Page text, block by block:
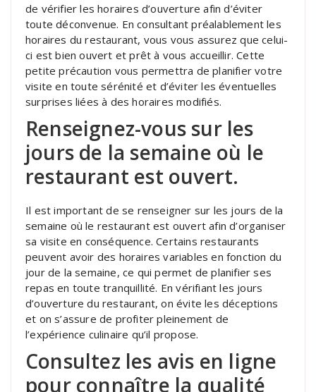
de vérifier les horaires d’ouverture afin d’éviter
toute déconvenue. En consultant préalablement les
horaires du restaurant, vous vous assurez que celui-
ci est bien ouvert et prêt à vous accueillir. Cette
petite précaution vous permettra de planifier votre
visite en toute sérénité et d’éviter les éventuelles
surprises liées à des horaires modifiés.
Renseignez-vous sur les
jours de la semaine où le
restaurant est ouvert.
Il est important de se renseigner sur les jours de la
semaine où le restaurant est ouvert afin d’organiser
sa visite en conséquence. Certains restaurants
peuvent avoir des horaires variables en fonction du
jour de la semaine, ce qui permet de planifier ses
repas en toute tranquillité. En vérifiant les jours
d’ouverture du restaurant, on évite les déceptions
et on s’assure de profiter pleinement de
l’expérience culinaire qu’il propose.
Consultez les avis en ligne
pour connaître la qualité